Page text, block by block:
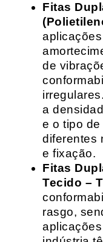
Fitas
de
a
e o tipo
diferentes
e fixação.
Fitas
Tecido –
rasgo,